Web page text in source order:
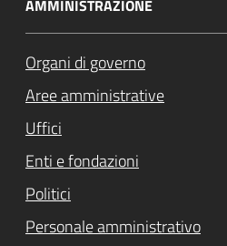
AMMINISTRAZIONE
Organi di governo
Aree amministrative
Uffici
Enti e fondazioni
Politici
Personale amministrativo